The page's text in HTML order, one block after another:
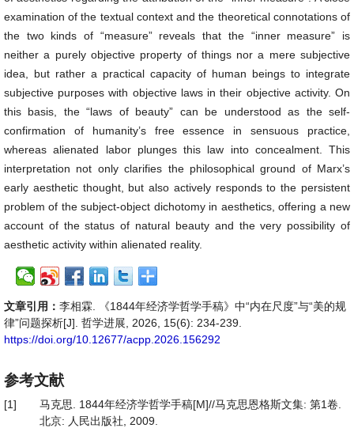
examination of the textual context and the theoretical connotations of
the two kinds of “measure” reveals that the “inner measure” is
neither a purely objective property of things nor a mere subjective
idea, but rather a practical capacity of human beings to integrate
subjective purposes with objective laws in their objective activity. On
this basis, the “laws of beauty” can be understood as the self-
confirmation of humanity’s free essence in sensuous practice,
whereas alienated labor plunges this law into concealment. This
interpretation not only clarifies the philosophical ground of Marx’s
early aesthetic thought, but also actively responds to the persistent
problem of the subject-object dichotomy in aesthetics, offering a new
account of the status of natural beauty and the very possibility of
aesthetic activity within alienated reality.
文章引用： 李相霖. 《1844年经济学哲学手稿》中“内在尺度”与“美的规
律”问题探析[J]. 哲学进展, 2026, 15(6): 234-239.
https://doi.org/10.12677/acpp.2026.156292
参考文献
[1]
马克思. 1844年经济学哲学手稿[M]//马克思恩格斯文集: 第1卷.
北京: 人民出版社, 2009.